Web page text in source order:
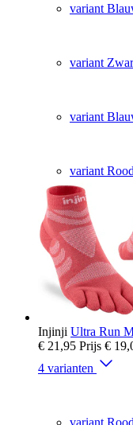
variant
variant
variant
variant Rood
Injinji Ultra Run
€ 21,95 Prijs €
4 varianten
variant Rood